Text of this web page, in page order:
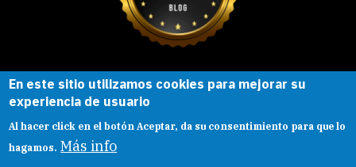
Esta obra está bajo una
Creative Commons
Reconocimiento-
CompartirIgual |
En este sitio utilizamos cookies para mejorar su
experiencia de usuario
Al hacer click en el botón Aceptar, da su consentimiento para que lo
hagamos. Más info